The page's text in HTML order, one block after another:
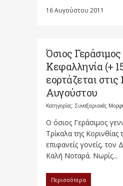
16 Αυγούστου 2011
Όσιος
Κεφαλληνία (+
εορτάζεται στις
Αυγούστου
Κατηγορίες: Συναξαριακές
Ο όσιος Γεράσιμος
Τρίκαλα της
επιφανείς γονείς, τον
Καλή Νοταρά. Νωρίς...
Περισσότερα